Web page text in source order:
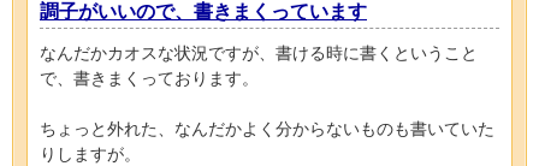
調子がいいので、書きまくっています
なんだかカオスな状況ですが、書ける時に書くということ
で、書きまくっております。
ちょっと外れた、なんだかよく分からないものも書いていた
りしますが。